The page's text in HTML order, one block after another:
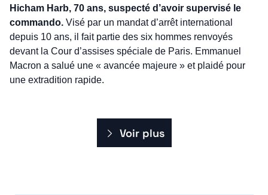
Hicham Harb, 70 ans, suspecté d’avoir supervisé le
commando. Visé par un mandat d’arrêt international
depuis 10 ans, il fait partie des six hommes renvoyés
devant la Cour d’assises spéciale de Paris. Emmanuel
Macron a salué une « avancée majeure » et plaidé pour
une extradition rapide.
Voir plus